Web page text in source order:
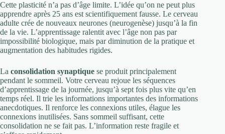
Cette plasticité n’a pas d’âge limite. L’idée qu’on ne peut plus
apprendre après 25 ans est scientifiquement fausse. Le cerveau
adulte crée de nouveaux neurones (neurogenèse) jusqu’à la fin
de la vie. L’apprentissage ralentit avec l’âge non pas par
impossibilité biologique, mais par diminution de la pratique et
augmentation des habitudes rigides.
La consolidation synaptique se produit principalement
pendant le sommeil. Votre cerveau rejoue les séquences
d’apprentissage de la journée, jusqu’à sept fois plus vite qu’en
temps réel. Il trie les informations importantes des informations
anecdotiques. Il renforce les connexions utiles, élague les
connexions inutilisées. Sans sommeil suffisant, cette
consolidation ne se fait pas. L’information reste fragile et